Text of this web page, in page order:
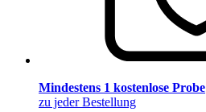
Mindestens 1 kostenlose Probe
zu jeder Bestellung